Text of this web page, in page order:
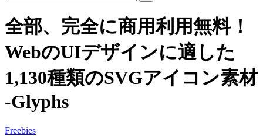
全部、完全に商用利用無料！
WebのUIデザインに適した
1,130種類のSVGアイコン素材
-Glyphs
Freebies